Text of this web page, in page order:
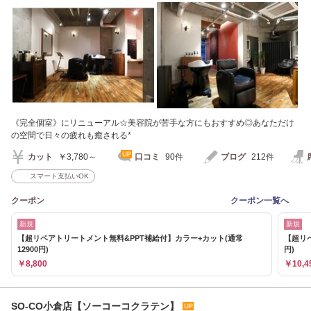
《完全個室》にリニューアル☆美容院が苦手な方にもおすすめ◎あなただけ
の空間で日々の疲れも癒される*
カット ￥3,780～ 口コミ 90件 ブログ 212件
スマート支払いOK
クーポン クーポン一覧へ
新規
【超リペアトリートメント無料&PPT補給付】カラー+カット(通常
12900円)
￥8,800
新規
【超
円)
￥
SO-CO小倉店【ソーコーコクラテン】